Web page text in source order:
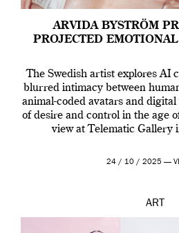
ARVIDA BYSTRÖM
PROJECTED
The Swedish artist explores AI
blurred intimacy between
animal-coded avatars and
of desire and control in the age
view at Telematic Gallery
24 / 10 / 2025 —
ART